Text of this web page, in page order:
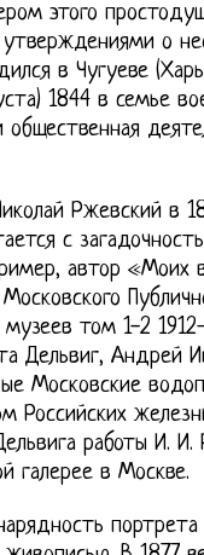
этого
утверждениями о
в Чугуеве
1844 в семье
общественная
Ржевский в
с
автор «Моих
музеев том 1-2
Дельвиг, Андрей
Московские
Российских
работы И. И.
галерее в Москве.
портрета